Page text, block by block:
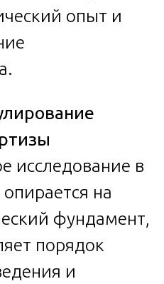
опыт и
исследование в
на
фундамент,
порядок
и